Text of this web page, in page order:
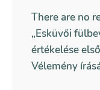
There are no
„Esküvői
értékelése
Vélemény